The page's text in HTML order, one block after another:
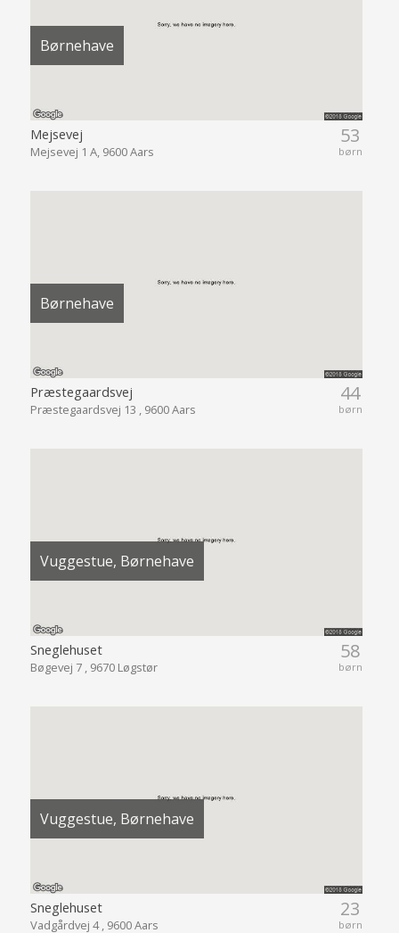
Børnehave
53
børn
Mejsevej
Mejsevej 1 A, 9600 Aars
Børnehave
44
børn
Præstegaardsvej
Præstegaardsvej 13 , 9600 Aars
Vuggestue, Børnehave
58
børn
Sneglehuset
Bøgevej 7 , 9670 Løgstør
Vuggestue, Børnehave
23
børn
Sneglehuset
Vadgårdvej 4 , 9600 Aars